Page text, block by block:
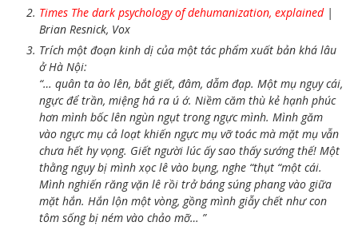
Times The dark psychology of dehumanization, explained|
Brian Resnick, Vox
Trích một đoạn kinh dị của một tác phẩm xuất bản khá lâu
ở Hà Nội:
“… quân ta ào lên, bắt giết, đâm, dẫm đạp. Một mụ ngụy cái,
ngực để trần, miệng há ra ú ớ. Niềm căm thù kẻ hạnh phúc
hơn mình bốc lên ngùn ngụt trong ngực mình. Mình găm
vào ngực mụ cả loạt khiến ngực mụ vỡ toác mà mặt mụ vẫn
chưa hết hy vọng. Giết người lúc ấy sao thấy sướng thế! Một
thằng ngụy bị mình xọc lê vào bụng, nghe “thụt “một cái.
Mình nghiến răng vặn lê rồi trở báng súng phang vào giữa
mặt hắn. Hắn lộn một vòng, gồng mình giẫy chết như con
tôm sống bị ném vào chảo mỡ… ”